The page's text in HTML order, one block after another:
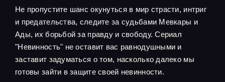
Не пропустите шанс окунуться в мир страсти, интриг
и предательства, следите за судьбами Мевкары и
Ады, их борьбой за правду и свободу. Сериал
"Невинность" не оставит вас равнодушными и
заставит задуматься о том, насколько далеко мы
готовы зайти в защите своей невинности.